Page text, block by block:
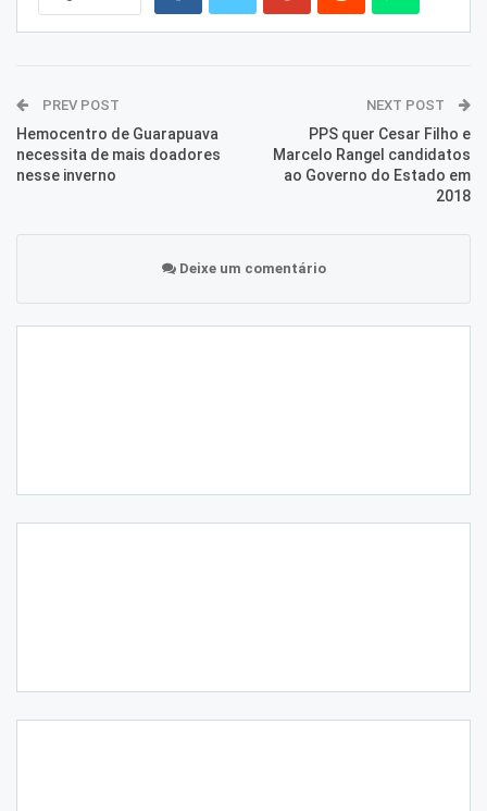
PREV POST
Hemocentro de Guarapuava
necessita de mais doadores
nesse inverno
NEXT POST
PPS quer Cesar Filho e
Marcelo Rangel candidatos
ao Governo do Estado em
2018
Deixe um comentário